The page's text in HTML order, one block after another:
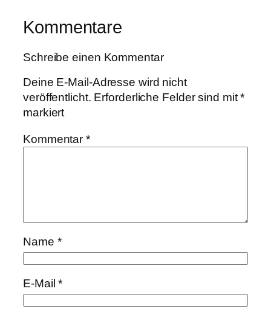
Kommentare
Schreibe einen Kommentar
Deine E-Mail-Adresse wird nicht
veröffentlicht. Erforderliche Felder sind mit*
markiert
Kommentar*
Name *
E-Mail*